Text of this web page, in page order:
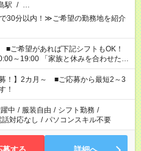
駅 / …
30分以内！≫ご希望の勤務地を紹介
と休みを合わせた
準備がしたい」 「できれば残業はし
くださいね。 ※Wワーク希望
望する勤務時間と、もう1つのお仕事
間を超える場合は応募できません。
募！】2カ月～ ■ご応募から最短2～3
！
中 / 服装自由 / シフト勤務 /
話対応なし / パソコンスキル不要